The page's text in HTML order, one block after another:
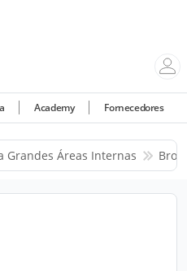
Academy Fornecedores
Grandes Áreas Internas